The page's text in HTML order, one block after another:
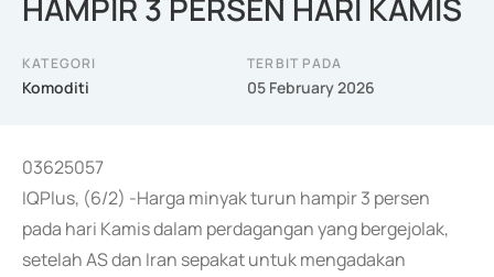
HAMPIR 3 PERSEN HARI KAMIS
KATEGORI
Komoditi
TERBIT PADA
05 February 2026
03625057
IQPlus, (6/2) -Harga minyak turun hampir 3 persen
pada hari Kamis dalam perdagangan yang bergejolak,
setelah AS dan Iran sepakat untuk mengadakan